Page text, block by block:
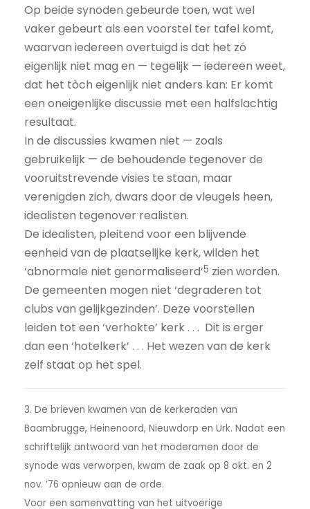
Op beide synoden gebeurde toen, wat wel
vaker gebeurt als een voorstel ter tafel komt,
waarvan iedereen overtuigd is dat het zó
eigenlijk niet mag en — tegelijk — iedereen weet,
dat het tòch eigenlijk niet anders kan: Er komt
een oneigenlijke discussie met een halfslachtig
resultaat.
In de discussies kwamen niet — zoals
gebruikelijk — de behoudende tegenover de
vooruitstrevende visies te staan, maar
verenigden zich, dwars door de vleugels heen,
idealisten tegenover realisten.
De idealisten, pleitend voor een blijvende
eenheid van de plaatselijke kerk, wilden het
‘abnormale niet genormaliseerd’5 zien worden.
De gemeenten mogen niet ‘degraderen tot
clubs van gelijkgezinden’. Deze voorstellen
leiden tot een ‘verhokte’ kerk . . . Dit is erger
dan een ‘hotelkerk’ . . . Het wezen van de kerk
zelf staat op het spel.
3. De brieven kwamen van de kerkeraden van
Baambrugge, Heinenoord, Nieuwdorp en Urk. Nadat een
schriftelijk antwoord van het moderamen door de
synode was verworpen, kwam de zaak op 8 okt. en 2
nov. ’76 opnieuw aan de orde.
Voor een samenvatting van het uitvoerige